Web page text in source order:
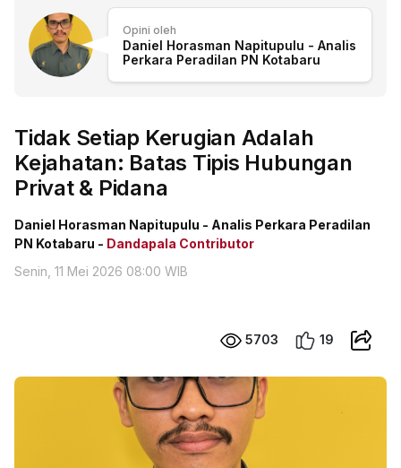
Opini oleh
Daniel Horasman Napitupulu - Analis
Perkara Peradilan PN Kotabaru
Tidak Setiap Kerugian Adalah
Kejahatan: Batas Tipis Hubungan
Privat & Pidana
Daniel Horasman Napitupulu - Analis Perkara Peradilan
PN Kotabaru - Dandapala Contributor
Senin, 11 Mei 2026 08:00 WIB
5703 19